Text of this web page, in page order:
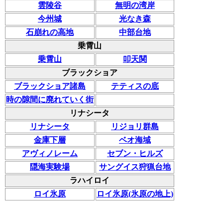
雲陵谷
無明の湾岸
今州城
光なき森
石崩れの高地
中部台地
乗霄山
乗霄山
叩天関
ブラックショア
ブラックショア諸島
テティスの底
時の隙間に廃れていく街
リナシータ
リナシータ
リジョリ群島
金庫下層
ベオ海域
アヴィノレーム
セブン・ヒルズ
隠海実験場
サングイス狩猟台地
ラハイロイ
ロイ氷原
ロイ氷原(氷原の地上)